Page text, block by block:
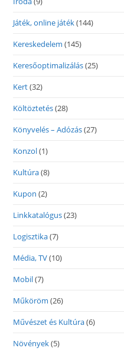
Játék, online játék(144)
Kereskedelem (145)
Keresőoptimalizálás(25)
Kert(32)
Költöztetés(28)
Könyvelés – Adózás(27)
Konzol(1)
Kultúra(8)
Kupon (2)
Linkkatalógus(23)
Logisztika(7)
Média, TV(10)
Mobil(7)
Műköröm (26)
Művészet és Kultúra(6)
Növények(5)